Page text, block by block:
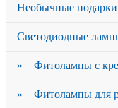
Необычные подарки
Светодиодные
» Фитолампы с
» Фитолампы для